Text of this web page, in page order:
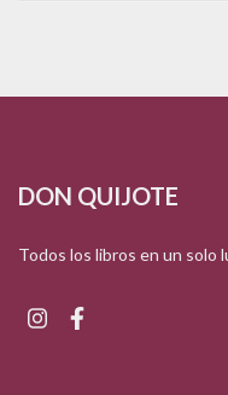
DON QUIJOTE
Todos los libros en un solo